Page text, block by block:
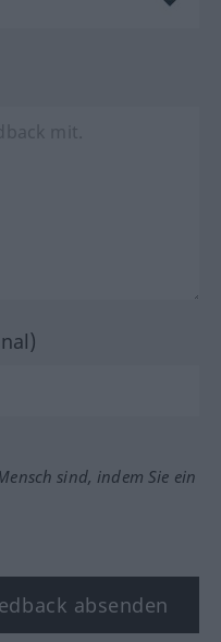
sind, indem Sie ein
absenden